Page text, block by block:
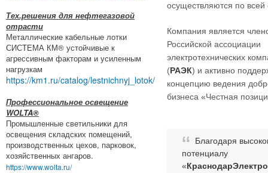
Тех.решения для нефтегазовой
отрасти
Металлические кабельные лотки
СИСТЕМА КМ® устойчивые к
агрессивным факторам и усиленным
нагрузкам
https://km1.ru/catalog/lestnichnyj_lotok/
Профессиональное освещение
WOLTA®
Промышленные светильники для
освещения складских помещений,
производственных цехов, парковок,
хозяйственных ангаров.
https://www.wolta.ru/
осуществляются по
Компания является
Российской ассоциации
электротехнических
(РАЭК) и активно
концепцию ведения
бизнеса «Честная
Благодаря
потенциалу
«КраснодарЭлектро